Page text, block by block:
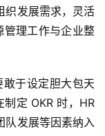
织发展需求，灵活
管理工作与企业整
于设定胆大包天
定 OKR 时，HR
队发展等因素纳入